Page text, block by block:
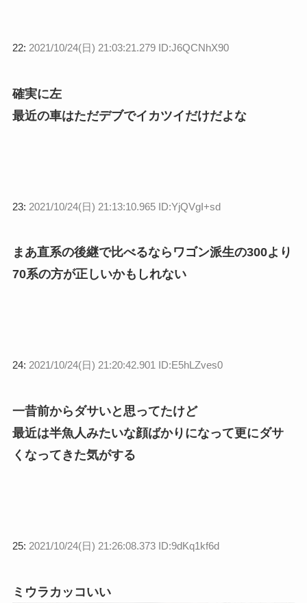
22: 2021/10/24(日) 21:03:21.279 ID:J6QCNhX90
確実に左
最近の車はただデブでイカツイだけだよな
23: 2021/10/24(日) 21:13:10.965 ID:YjQVgI+sd
まあ直系の後継で比べるならワゴン派生の300より
70系の方が正しいかもしれない
24: 2021/10/24(日) 21:20:42.901 ID:E5hLZves0
一昔前からダサいと思ってたけど
最近は半魚人みたいな顔ばかりになって更にダサ
くなってきた気がする
25: 2021/10/24(日) 21:26:08.373 ID:9dKq1kf6d
ミウラカッコいい